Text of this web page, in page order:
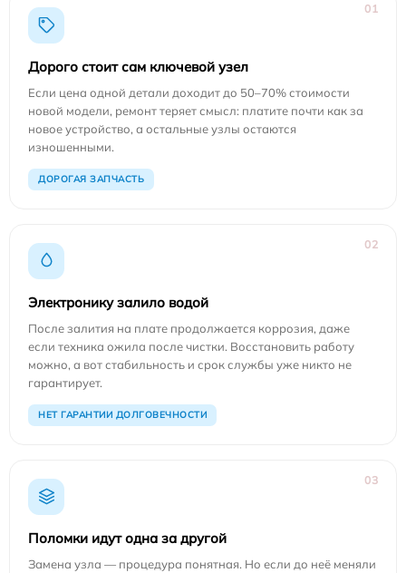
01
Дорого стоит сам ключевой узел
Если цена одной детали доходит до 50–70% стоимости
новой модели, ремонт теряет смысл: платите почти как за
новое устройство, а остальные узлы остаются
изношенными.
ДОРОГАЯ ЗАПЧАСТЬ
02
Электронику залило водой
После залития на плате продолжается коррозия, даже
если техника ожила после чистки. Восстановить работу
можно, а вот стабильность и срок службы уже никто не
гарантирует.
НЕТ ГАРАНТИИ ДОЛГОВЕЧНОСТИ
03
Поломки идут одна за другой
Замена узла — процедура понятная. Но если до неё меняли